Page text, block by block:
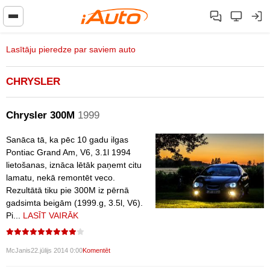
Lasītāju pieredze par saviem auto
CHRYSLER
Chrysler 300M 1999
Sanāca tā, ka pēc 10 gadu ilgas
Pontiac Grand Am, V6, 3.1l 1994
lietošanas, iznāca lētāk paņemt citu
lamatu, nekā remontēt veco.
Rezultātā tiku pie 300M iz pērnā
gadsimta beigām (1999.g, 3.5l, V6).
Pi... LASĪT VAIRĀK
McJanis22.jūlijs 2014 0:00Komentēt